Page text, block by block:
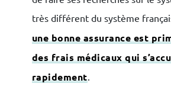
très différent du système
une bonne assurance est
des frais médicaux qui
rapidement.